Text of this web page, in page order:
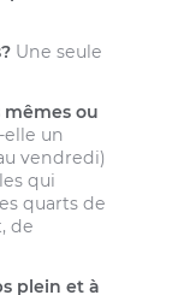
Une seule
mêmes ou
elle un
vendredi)
qui
quarts de
de
plein et à